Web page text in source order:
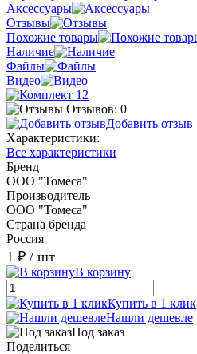
Аксессуары
Отзывы
Похожие товары
Наличие
Файлы
Видео
Отзывов: 0
Добавить отзыв
Характеристики:
Все характеристики
Бренд
ООО "Томеса"
Производитель
ООО "Томеса"
Страна бренда
Россия
1 ₽ / шт
В корзину
Купить в 1 клик
Нашли дешевле
Под заказ
Поделиться